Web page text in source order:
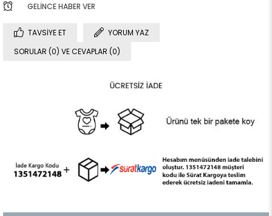
GELINCE HABER VER
TAVSIYE ET
YORUM YAZ
SORULAR (0) VE CEVAPLAR (0)